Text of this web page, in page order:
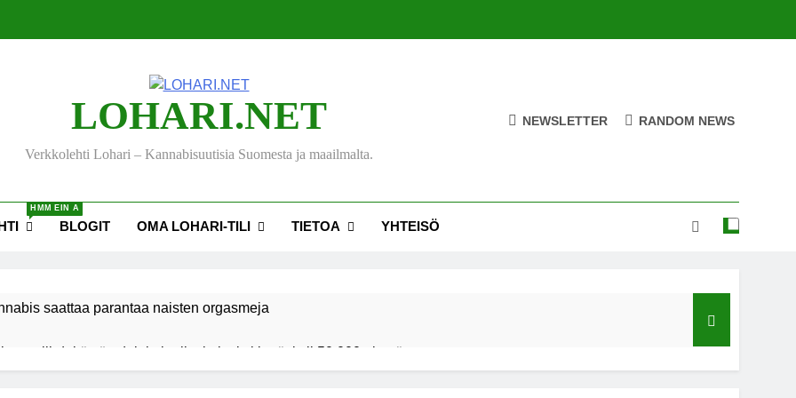
LOHARI.NET
Verkkolehti Lohari – Kannabisuutisia Suomesta ja maailmalta.
NEWSLETTER RANDOM NEWS
HMM EIN A
BLOGIT OMA LOHARI-TILI TIETOA YHTEISÖ
saattaa parantaa naisten orgasmeja
viihdekäytön dekriminalisoimiseksi keräsi yli 50 000 nimeä